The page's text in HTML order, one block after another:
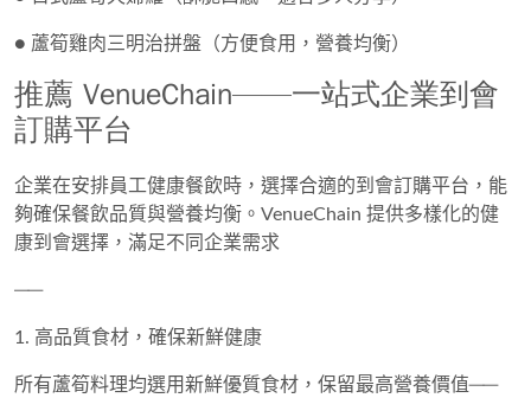
● 蘆筍雞肉三明治拼盤 （方便食用，營養均衡）
推薦 VenueChain——一站式企業到會
訂購平台
企業在安排員工健康餐飲時，選擇合適的到會訂購平台 ，能
夠確保餐飲品質與營養均衡。 VenueChain 提供多樣化的健
康到會選擇 ，滿足不同企業需求
──
1. 高品質食材，確保新鮮健康
所有蘆筍料理均選用新鮮優質食材，保留最高營養價值──